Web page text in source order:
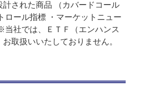
計された商品 （カバードコール
ロール指標 ・マーケットニュー
当社では、ＥＴＦ（エンハンス
お取扱いいたしておりません。